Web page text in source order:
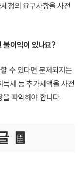
청의 요구사항을 사전
불이익이 있나요?
수 있다면 문제되지는
세 등 추가세액을 사전
파악해야 합니다.
🧾